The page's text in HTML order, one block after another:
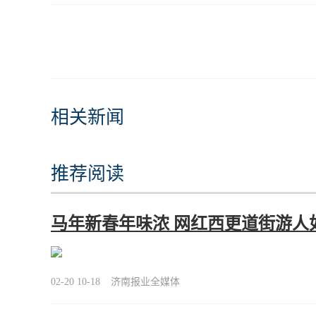
相关新闻
推荐阅读
马年新春年味浓 网红西更道街游人
02-20 10-18 济南报业全媒体